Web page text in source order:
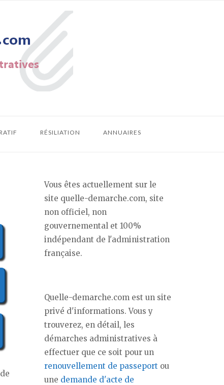
RÉSILIATION ANNUAIRES
Vous êtes actuellement sur le
site quelle-demarche.com, site
non officiel, non
gouvernemental et 100%
indépendant de l'administration
française.
Quelle-demarche.com est un site
privé d'informations. Vous y
trouverez, en détail, les
démarches administratives à
effectuer que ce soit pour un
renouvellement de passeport ou
une demande d'acte de